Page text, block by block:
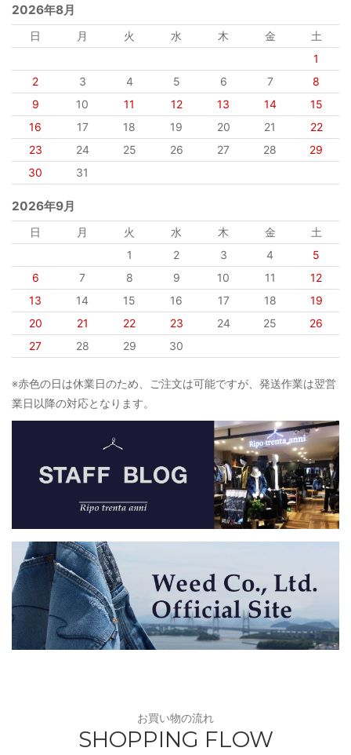
2026年8月
日 月 火 水 木 金
土
1
2
3 4 5 6 7
8
9
10 11 12 13 14
15
16
17 18 19 20 21
22
23
24 25 26 27 28
29
30
31
2026年9月
日 月 火 水 木 金
土
1
2 3 4
5
6
7 8 9 10 11
12
13
14 15 16 17 18
19
20
21 22 23 24 25
26
27
28 29 30
※赤色の日は休業日のため、ご注文は可能ですが、発送作業は翌営
業日以降の対応となります。
お買い物の流れ
SHOPPING FLOW